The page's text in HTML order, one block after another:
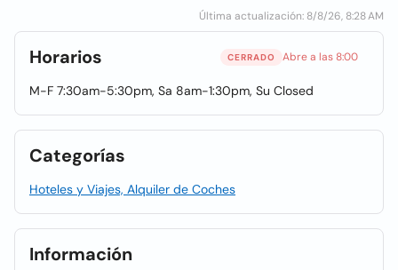
Última actualización: 8/8/26, 8:28 AM
Horarios CERRADO Abre a las 8:00
M-F 7:30am-5:30pm, Sa 8am-1:30pm, Su Closed
Categorías
Hoteles y Viajes, Alquiler de Coches
Información